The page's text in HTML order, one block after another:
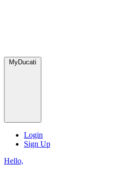
MyDucati
Login
Sign Up
Hello,